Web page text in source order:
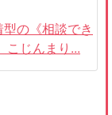
の《相談でき
こじんまり...